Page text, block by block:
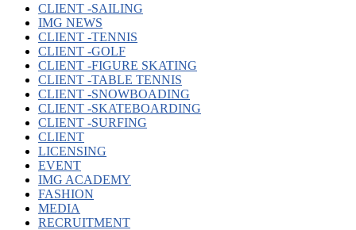
CLIENT -SAILING
IMG NEWS
CLIENT -TENNIS
CLIENT -GOLF
CLIENT -FIGURE SKATING
CLIENT -TABLE TENNIS
CLIENT -SNOWBOADING
CLIENT -SKATEBOARDING
CLIENT -SURFING
CLIENT
LICENSING
EVENT
IMG ACADEMY
FASHION
MEDIA
RECRUITMENT